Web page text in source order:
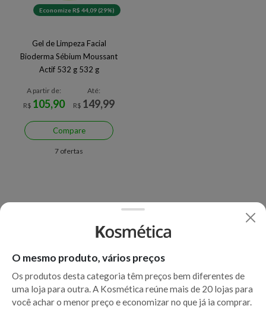
Economize R$ 44,09 (29%)
Gel de Limpeza Facial
Bioderma Sébium Moussant
Actif 532 g 532 g
A partir de:
R$ 105,90
Até:
R$ 149,99
Compare
7 ofertas
O mesmo produto, vários preços
Os produtos desta categoria têm preços bem diferentes de
uma loja para outra. A Kosmética reúne mais de 20 lojas para
você achar o menor preço e economizar no que já ia comprar.